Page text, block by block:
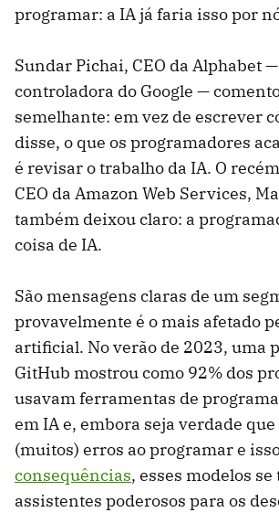
programar: a IA já faria isso por
Sundar Pichai, CEO da Alphabet
controladora do Google —
semelhante: em vez de escrever
disse, o que os programadores
é revisar o trabalho da IA. O
CEO da Amazon Web Services,
também deixou claro: a
coisa de IA.
São mensagens claras de um
provavelmente é o mais afetado
artificial. No verão de 2023, uma
GitHub mostrou como 92% dos
usavam ferramentas de
em IA e, embora seja verdade que
(muitos) erros ao programar e
consequências, esses modelos
assistentes poderosos para os